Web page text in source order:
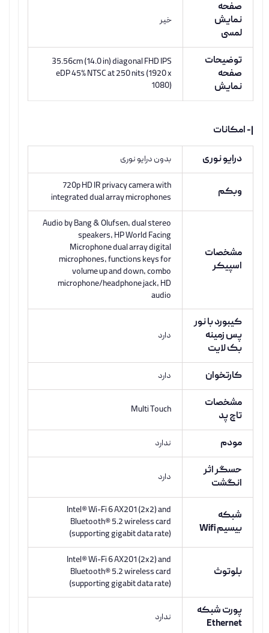
صفحه
نمایش
لمسی
خیر
توضیحات
صفحه
نمایش
35.56cm (14.0 in) diagonal FHD IPS
eDP 45% NTSC at 250 nits (1920 x
1080)
|- امکانات
درایو نوری بدون درایو نوری
وبکم
720p HD IR privacy camera with
integrated dual array microphones
مشخصات
اسپیکر
Audio by Bang & Olufsen, dual stereo
speakers, HP World Facing
Microphone dual array digital
microphones, functions keys for
volume up and down, combo
microphone/headphone jack, HD
audio
کیبورد با نور
پس زمینه
بک لایت
دارد
کارتخوان دارد
مشخصات
تاچ پد
Multi Touch
مودم ندارد
حسگر اثر
انگشت
دارد
شبکه
بیسیم Wifi
Intel® Wi-Fi 6 AX201 (2x2) and
Bluetooth® 5.2 wireless card
(supporting gigabit data rate)
بلوتوث
Intel® Wi-Fi 6 AX201 (2x2) and
Bluetooth® 5.2 wireless card
(supporting gigabit data rate)
پورت شبکه
Ethernet
ندارد